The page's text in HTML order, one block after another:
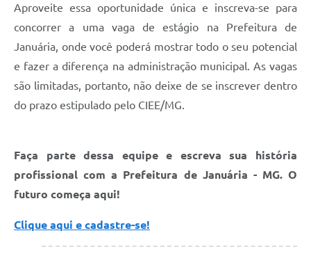
Aproveite essa oportunidade única e inscreva-se para
concorrer a uma vaga de estágio na Prefeitura de
Januária, onde você poderá mostrar todo o seu potencial
e fazer a diferença na administração municipal. As vagas
são limitadas, portanto, não deixe de se inscrever dentro
do prazo estipulado pelo CIEE/MG.
Faça parte dessa equipe e escreva sua história
profissional com a Prefeitura de Januária - MG. O
futuro começa aqui!
Clique aqui e cadastre-se!